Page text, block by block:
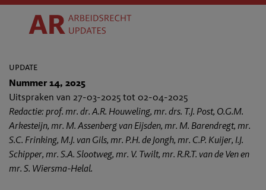
update
Nummer 14, 2025
Uitspraken van 27-03-2025 tot 02-04-2025
Redactie: prof. mr. dr. A.R. Houweling, mr. drs. T.J. Post, O.G.M.
Arkesteijn, mr. M. Assenberg van Eijsden, mr. M. Barendregt, mr.
S.C. Frinking, M.J. van Gils, mr. P.H. de Jongh, mr. C.P. Kuijer, I.J.
Schipper, mr. S.A. Slootweg, mr. V. Twilt, mr. R.R.T. van de Ven en
mr. S. Wiersma-Helal.